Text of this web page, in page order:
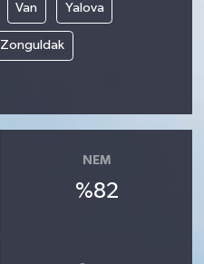
Van Yalova
Zonguldak
NEM
%82